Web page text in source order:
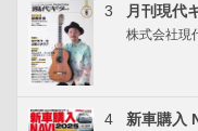
3 月刊現代
株式会社現
4
新車購入